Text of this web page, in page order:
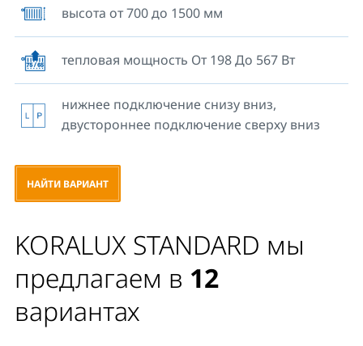
альтернатива, с иной системой отопления,
например, внутрипольной. Можно одновременно
использовать для комбинированного отопления.
высота от 700 до 1500 мм
тепловая мощность От 198 До 567 Вт
нижнее подключение снизу вниз,
двустороннее подключение сверху вниз
НАЙТИ ВАРИАНТ
KORALUX STANDARD мы
предлагаем в 12
вариантах